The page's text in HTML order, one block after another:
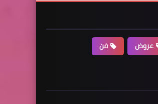
عروض
فن